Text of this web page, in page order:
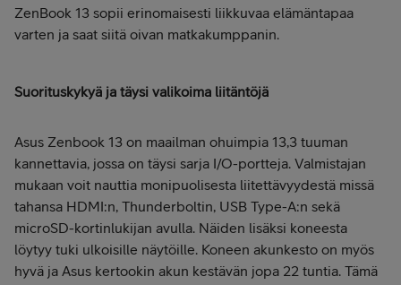
ZenBook 13 sopii erinomaisesti liikkuvaa elämäntapaa
varten ja saat siitä oivan matkakumppanin.
Suorituskykyä ja täysi valikoima liitäntöjä
Asus Zenbook 13 on maailman ohuimpia 13,3 tuuman
kannettavia, jossa on täysi sarja I/O-portteja. Valmistajan
mukaan voit nauttia monipuolisesta liitettävyydestä missä
tahansa HDMI:n, Thunderboltin, USB Type-A:n sekä
microSD-kortinlukijan avulla. Näiden lisäksi koneesta
löytyy tuki ulkoisille näytöille. Koneen akunkesto on myös
hyvä ja Asus kertookin akun kestävän jopa 22 tuntia. Tämä